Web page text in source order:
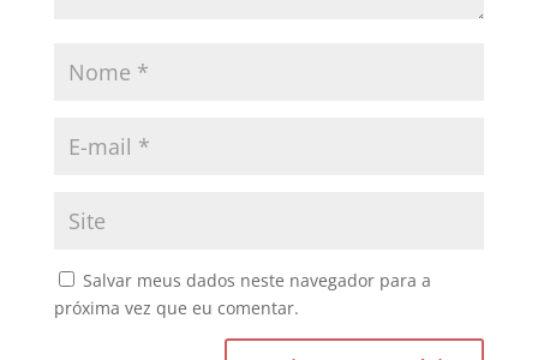
Salvar meus dados neste navegador para a
próxima vez que eu comentar.